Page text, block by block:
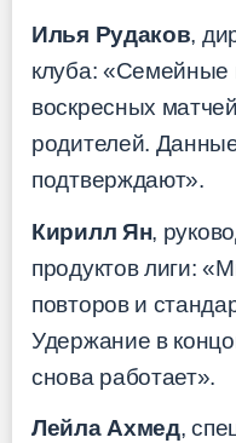
Илья Рудаков,
клуба: «Семейные
воскресных
родителей.
подтверждают».
Кирилл Ян,
продуктов лиги:
повторов и
Удержание в
снова работает».
Лейла Ахмед,